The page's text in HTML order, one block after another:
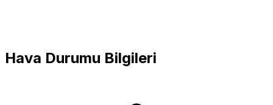
Hava Durumu Bilgileri